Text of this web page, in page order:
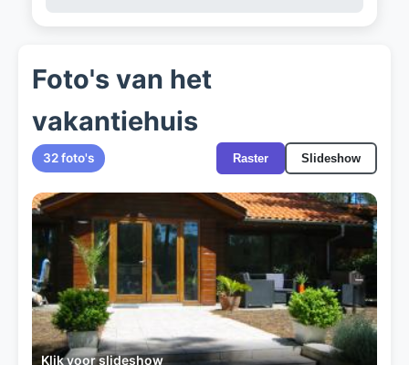
Foto's van het
vakantiehuis
32 foto's Raster Slideshow
Klik voor slideshow